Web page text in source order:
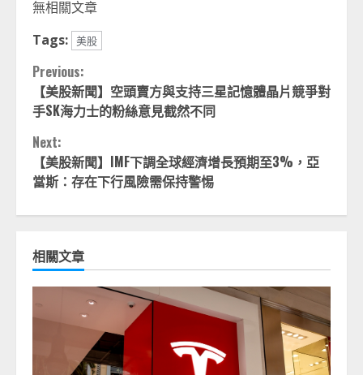
無相關文章
Tags: 美股
Continue
Reading
Previous:
【美股新聞】空頭賣方與支持三星記憶體晶片競爭對
手SK海力士的粉絲意見截然不同
Next:
【美股新聞】IMF下調全球經濟增長預期至3%，亞
當斯：存在下行風險需保持警惕
相關文章